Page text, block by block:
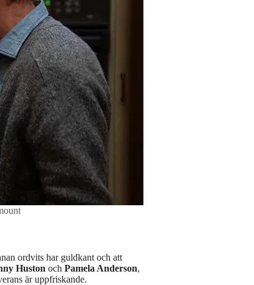
ordvits har guldkant och att
Huston och Pamela Anderson,
är uppfriskande.